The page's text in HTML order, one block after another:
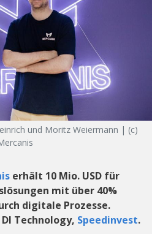
und Moritz Weiermann | (c)
erhält 10 Mio. USD für
mit über 40%
digitale Prozesse.
Technology, Speedinvest.